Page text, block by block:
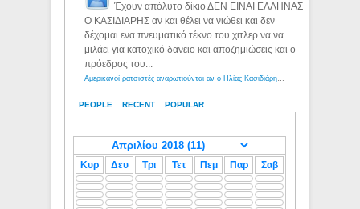
PEOPLE RECENT POPULAR
Έχουν απόλυτο δίκιο ΔΕΝ ΕΙΝΑΙ ΕΛΛΗΝΑΣ
Ο ΚΑΣΙΔΙΑΡΗΣ αν και θέλει να νιώθει και δεν
δέχομαι ενα πνευματικό τέκνο του χιτλερ να να
μιλάει για κατοχικό δανειο και αποζημιώσεις και ο
πρόεδρος του...
Αμερικανοί ρατσιστές αναρωτιούνται αν ο Ηλίας Κασιδιάρης ανήκει στη λευκή φυλή... - Λόγιος Ερμής
Κυρ Δευ Τρι Τετ Πεμ Παρ Σαβ